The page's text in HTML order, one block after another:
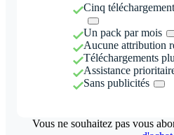
Cinq
Un pack par mois
Aucune attribution
Téléchargements
Assistance
Sans publicités
Vous ne souhaitez pas vous